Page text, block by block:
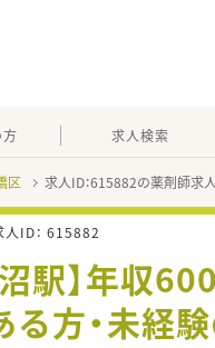
求人検索
区 求人ID：615882の薬剤師求
ID： 615882
沼駅】年収
る方・未経